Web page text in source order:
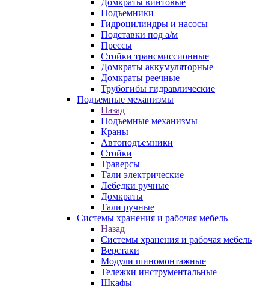
Домкраты винтовые
Подъемники
Гидроцилиндры и насосы
Подставки под а/м
Прессы
Стойки трансмиссионные
Домкраты аккумуляторные
Домкраты реечные
Трубогибы гидравлические
Подъемные механизмы
Назад
Подъемные механизмы
Краны
Автоподъемники
Стойки
Траверсы
Тали электрические
Лебедки ручные
Домкраты
Тали ручные
Системы хранения и рабочая мебель
Назад
Системы хранения и рабочая мебель
Верстаки
Модули шиномонтажные
Тележки инструментальные
Шкафы